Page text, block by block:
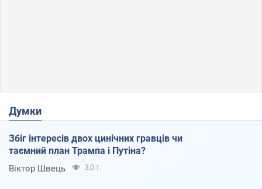
Думки
Збіг інтересів двох цинічних гравців чи
таємний план Трампа і Путіна?
Віктор Швець 3,0 т.